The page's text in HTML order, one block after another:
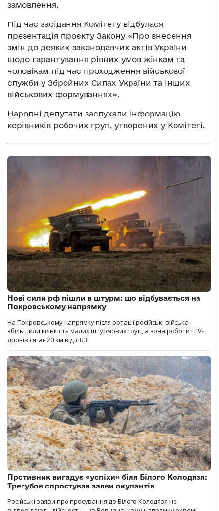
замовлення.
Під час засідання Комітету відбулася
презентація проєкту Закону «Про внесення
змін до деяких законодавчих актів України
щодо гарантування рівних умов жінкам та
чоловікам під час проходження військової
служби у Збройних Силах України та інших
військових формуваннях».
Народні депутати заслухали інформацію
керівників робочих груп, утворених у Комітеті.
Нові сили рф пішли в штурм: що відбувається на
Покровському напрямку
На Покровському напрямку після ротації російські війська
збільшили кількість малих штурмових груп, а зона роботи FPV-
дронів сягає 20 км від ЛБЗ.
Противник вигадує «успіхи» біля Білого Колодязя:
Трегубов спростував заяви окупантів
Російські заяви про просування до Білого Колодязя не